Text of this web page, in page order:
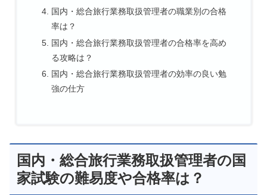
国内・総合旅行業務取扱管理者の職業別の合格
率は？
国内・総合旅行業務取扱管理者の合格率を高め
る攻略は？
国内・総合旅行業務取扱管理者の効率の良い勉
強の仕方
国内・総合旅行業務取扱管理者の国
家試験の難易度や合格率は？